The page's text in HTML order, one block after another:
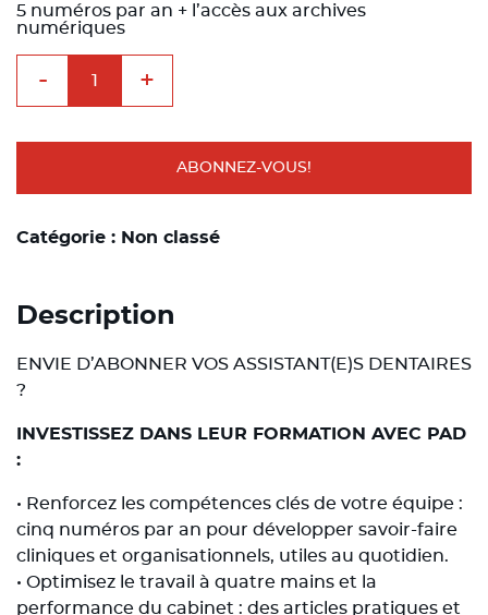
initial
était :
actuel
5 numéros par an + l’accès aux archives
numériques
de
annuel
wonderbox
- +
ABONNEZ-VOUS!
Catégorie : Non classé
Description
ENVIE D’ABONNER VOS ASSISTANT(E)S DENTAIRES
?
INVESTISSEZ DANS LEUR FORMATION AVEC PAD
:
• Renforcez les compétences clés de votre équipe :
cinq numéros par an pour développer savoir-faire
cliniques et organisationnels, utiles au quotidien.
• Optimisez le travail à quatre mains et la
performance du cabinet : des articles pratiques et